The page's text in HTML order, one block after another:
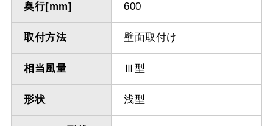
奥行[mm] 600
取付方法 壁面取付け
相当風量 Ⅲ型
形状 浅型